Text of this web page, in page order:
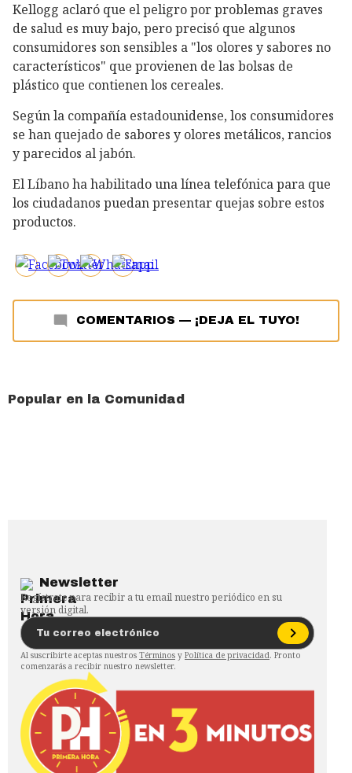
Kellogg aclaró que el peligro por problemas graves
de salud es muy bajo, pero precisó que algunos
consumidores son sensibles a "los olores y sabores no
característicos" que provienen de las bolsas de
plástico que contienen los cereales.
Según la compañía estadounidense, los consumidores
se han quejado de sabores y olores metálicos, rancios
y parecidos al jabón.
El Líbano ha habilitado una línea telefónica para que
los ciudadanos puedan presentar quejas sobre estos
productos.
COMENTARIOS — ¡DEJA EL TUYO!
Popular en la Comunidad
Newsletter
Regístrate para recibir a tu email nuestro periódico en su
versión digital.
Al suscribirte aceptas nuestros Términos y Política de privacidad. Pronto
comenzarás a recibir nuestro newsletter.